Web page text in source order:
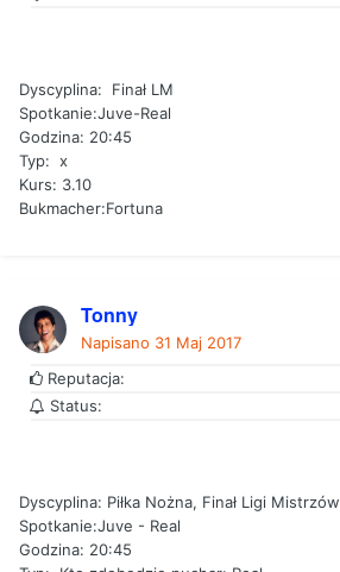
Dyscyplina: Finał LM
Spotkanie:Juve-Real
Godzina: 20:45
Typ: x
Kurs: 3.10
Bukmacher:Fortuna
Tonny
Napisano 31 Maj 2017
Reputacja:
Status:
Dyscyplina: Piłka Nożna, Finał Ligi Mistrzów
Spotkanie:Juve - Real
Godzina: 20:45